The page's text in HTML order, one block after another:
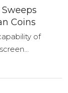
Coins
of